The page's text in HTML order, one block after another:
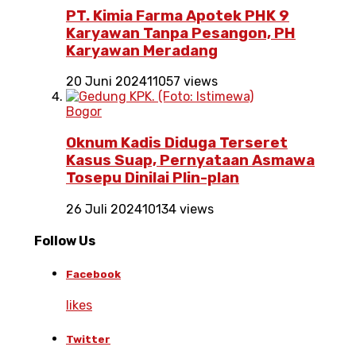
PT. Kimia Farma Apotek PHK 9
Karyawan Tanpa Pesangon, PH
Karyawan Meradang
20 Juni 202411057 views
Bogor
Oknum Kadis Diduga Terseret
Kasus Suap, Pernyataan Asmawa
Tosepu Dinilai Plin-plan
26 Juli 202410134 views
Follow Us
Facebook
likes
Twitter